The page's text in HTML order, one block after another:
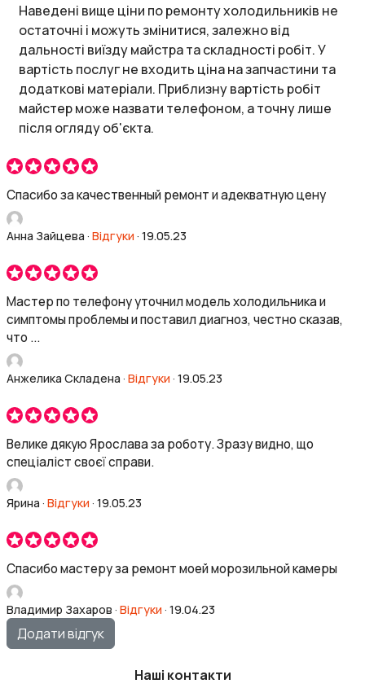
Наведені вище ціни по ремонту холодильників не
остаточні і можуть змінитися, залежно від
дальності виїзду майстра та складності робіт. У
вартість послуг не входить ціна на запчастини та
додаткові матеріали. Приблизну вартість робіт
майстер може назвати телефоном, а точну лише
після огляду об'єкта.
Спасибо за качественный ремонт и адекватную цену
Анна Зайцева · Відгуки · 19.05.23
Мастер по телефону уточнил модель холодильника и
симптомы проблемы и поставил диагноз, честно сказав,
что ...
Анжелика Складена · Відгуки · 19.05.23
Велике дякую Ярослава за роботу. Зразу видно, що
спеціаліст своєї справи.
Ярина · Відгуки · 19.05.23
Спасибо мастеру за ремонт моей морозильной камеры
Владимир Захаров · Відгуки · 19.04.23
Додати відгук
Наші контакти